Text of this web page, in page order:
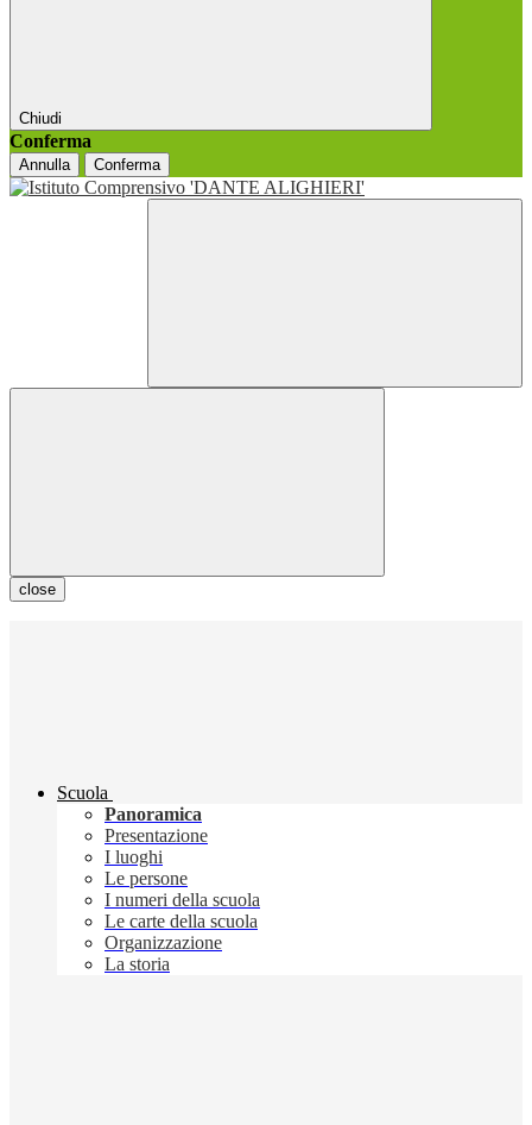
Chiudi
Conferma
Annulla Conferma
close
Scuola
Panoramica
Presentazione
I luoghi
Le persone
I numeri della scuola
Le carte della scuola
Organizzazione
La storia